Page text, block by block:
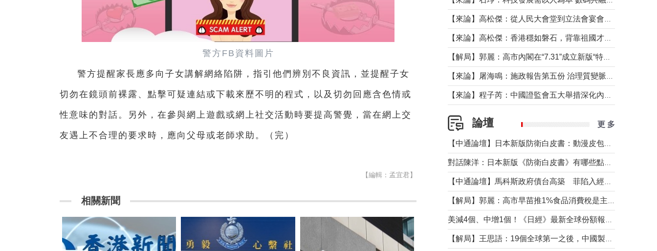
警方FB資料圖片
警方提醒家長應多向子女講解網絡陷阱，指引他們辨別不良資訊，並提醒子女
切勿在鏡頭前裸露、點擊可疑連結或下載來歷不明的程式，以及切勿回應含色情或
性意味的對話。另外，在參與網上遊戲或網上社交活動時要提高警覺，當在網上交
友遇上不合理的要求時，應向父母或老師求助。（完）
【編輯：孟宜君】
相關新聞
論壇 更 多